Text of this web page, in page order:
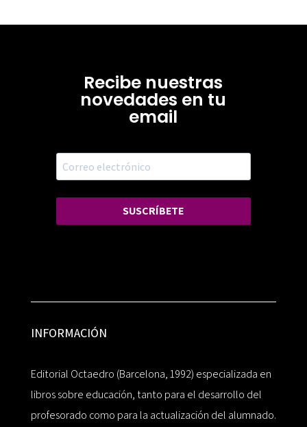
Recibe nuestras
novedades en tu
email
SUSCRÍBETE
INFORMACIÓN
Editorial Octaedro (Barcelona, 1992) especializada en
libros sobre educación, tanto para el desarrollo del
profesorado como para la actualización del alumnado.